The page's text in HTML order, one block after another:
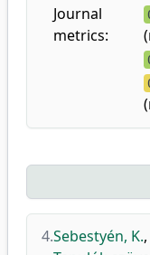
Journal
metrics:
4.Sebestyén, K.,